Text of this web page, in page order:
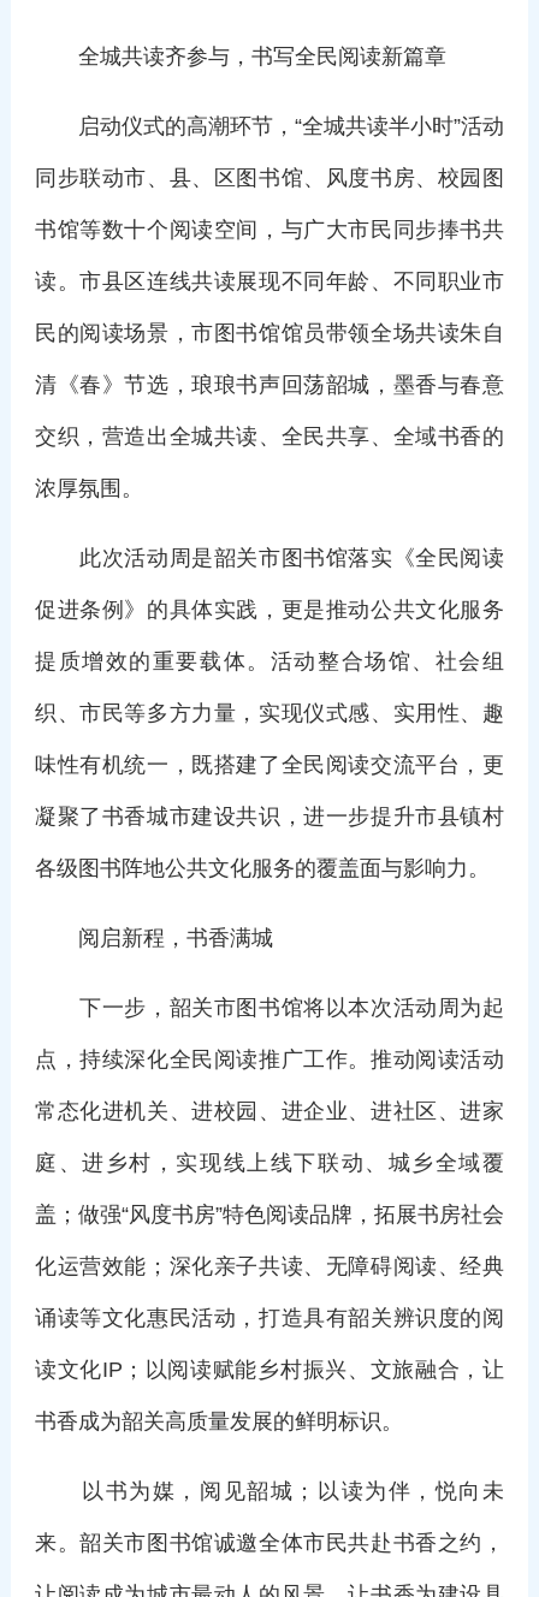
全城共读齐参与，书写全民阅读新篇章
启动仪式的高潮环节，“全城共读半小时”活动
同步联动市、县、区图书馆、风度书房、校园图
书馆等数十个阅读空间，与广大市民同步捧书共
读。市县区连线共读展现不同年龄、不同职业市
民的阅读场景，市图书馆馆员带领全场共读朱自
清《春》节选，琅琅书声回荡韶城，墨香与春意
交织，营造出全城共读、全民共享、全域书香的
浓厚氛围。
此次活动周是韶关市图书馆落实《全民阅读
促进条例》的具体实践，更是推动公共文化服务
提质增效的重要载体。活动整合场馆、社会组
织、市民等多方力量，实现仪式感、实用性、趣
味性有机统一，既搭建了全民阅读交流平台，更
凝聚了书香城市建设共识，进一步提升市县镇村
各级图书阵地公共文化服务的覆盖面与影响力。
阅启新程，书香满城
下一步，韶关市图书馆将以本次活动周为起
点，持续深化全民阅读推广工作。推动阅读活动
常态化进机关、进校园、进企业、进社区、进家
庭、进乡村，实现线上线下联动、城乡全域覆
盖；做强“风度书房”特色阅读品牌，拓展书房社会
化运营效能；深化亲子共读、无障碍阅读、经典
诵读等文化惠民活动，打造具有韶关辨识度的阅
读文化IP；以阅读赋能乡村振兴、文旅融合，让
书香成为韶关高质量发展的鲜明标识。
以书为媒，阅见韶城；以读为伴，悦向未
来。韶关市图书馆诚邀全体市民共赴书香之约，